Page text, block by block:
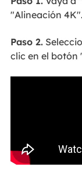
"Alineación 4K".
Paso 2.
clic en el